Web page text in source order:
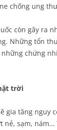
chống ung
còn gây ra
Những tổn
chứng
trời
gia tăng nguy
nẻ, sạm, nám…